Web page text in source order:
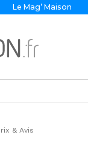
Le Mag’ Maison
& Avis